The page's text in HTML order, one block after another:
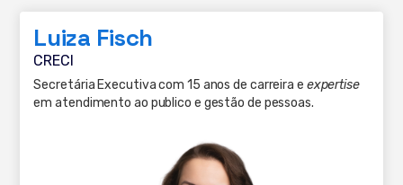
Luiza Fisch
CRECI
Secretária Executiva com 15 anos de carreira e expertise
em atendimento ao publico e gestão de pessoas.